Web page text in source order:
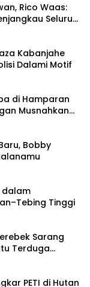
Rico Waas:
Seluruh
Kabanjahe
Dalami Motif
di Hamparan
Musnahkan
Bobby
dalam
Tinggi
Sarang
Terduga
PETI di Hutan